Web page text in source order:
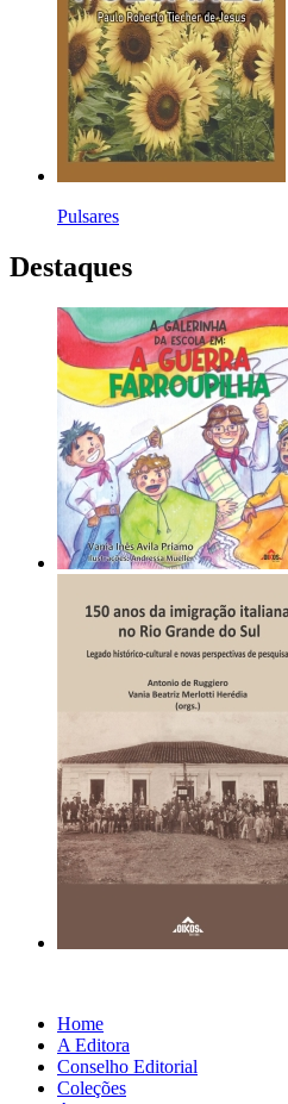
Pulsares
Destaques
Home
A Editora
Conselho Editorial
Coleções